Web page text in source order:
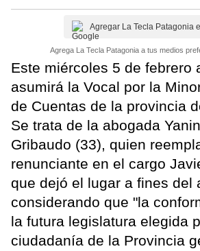
Agregar La Tecla Patagonia
Agrega La Tecla Patagonia a tus medios
Este miércoles 5 de febrero
asumirá la Vocal por la
de Cuentas de la provincia
Se trata de la abogada
Gribaudo (33), quien
renunciante en el cargo
que dejó el lugar a fines del
considerando que "la
la futura legislatura elegida
ciudadanía de la Provincia